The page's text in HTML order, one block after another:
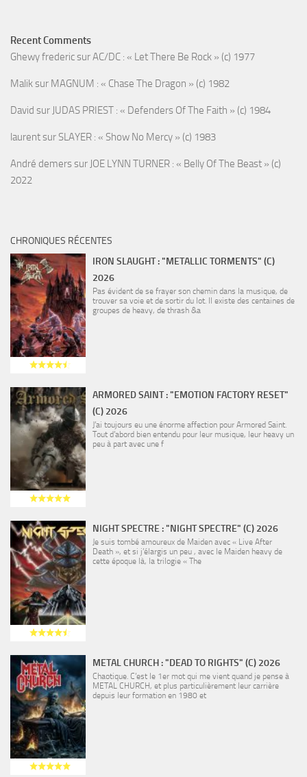
Recent Comments
Ghewy fredericsurAC/DC : « Let There Be Rock » (c) 1977
Maliksur MAGNUM : « Chase The Dragon » (c) 1982
David sur JUDAS PRIEST : « Defenders Of The Faith » (c) 1984
laurentsur SLAYER : « Show No Mercy » (c) 1983
André demerssur JOE LYNN TURNER : « Belly Of The Beast » (c)
2022
CHRONIQUES RÉCENTES
IRON SLAUGHT : "METALLIC TORMENTS" (C)
2026
Pas évident de se frayer son chemin dans la musique, de
trouver sa voie et de sortir du lot. Il existe des centaines de
groupes de heavy, de thrash &a
ARMORED SAINT : "EMOTION FACTORY RESET"
(C) 2026
J’ai toujours eu une énorme affection pour Armored Saint.
Tout d’abord bien entendu pour leur musique, leur heavy un
peu à part avec une f
NIGHT SPECTRE : "NIGHT SPECTRE" (C) 2026
Je suis tombé amoureux de Maiden avec « Live After
Death », et si j’élargis un peu , avec le Maiden heavy de
cette époque là, la trilogie « The
METAL CHURCH : "DEAD TO RIGHTS" (C) 2026
Chaotique. C’est le 1er mot qui me vient quand je pense à
METAL CHURCH, et plus particulièrement leur carrière
depuis leur formation en 1980 et